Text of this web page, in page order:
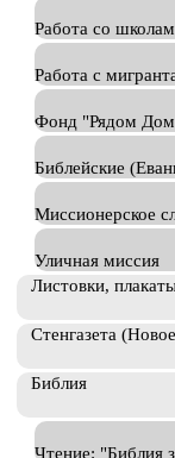
Работа со
Работа с
Фонд "Рядом
Библейские
Миссионерское
Уличная миссия
Листовки,
Стенгазета
Библия
Чтение: "Библия